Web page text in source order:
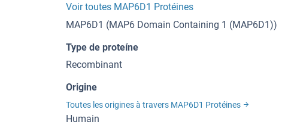
Voir toutes MAP6D1 Protéines
MAP6D1 (MAP6 Domain Containing 1 (MAP6D1))
Type de proteíne
Recombinant
Origine
Toutes les origines à travers MAP6D1 Protéines
Humain